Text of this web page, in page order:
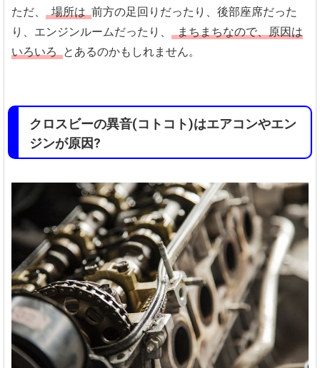
ただ、 場所は 前方の足回りだったり、後部座席だった
り、エンジンルームだったり、
まちまちなので、原因は
いろいろ
とあるのかもしれません。
クロスビーの異音(コトコト)はエアコンやエン
ジンが原因?